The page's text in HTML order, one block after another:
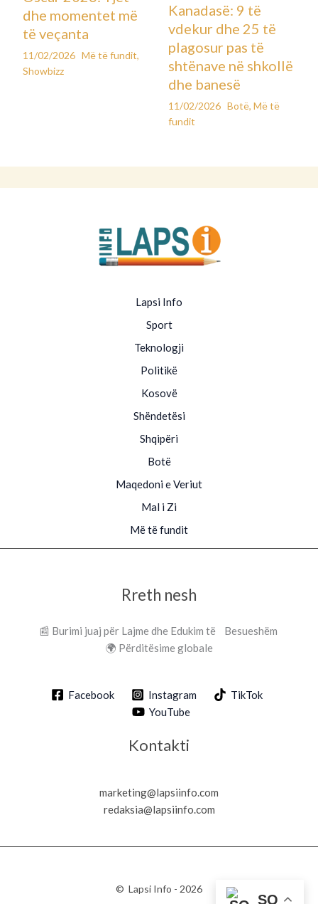
dhe momentet më
të veçanta
11/02/2026 Më të fundit,
Showbizz
Kanadasë: 9 të
vdekur dhe 25 të
plagosur pas të
shtënave në shkollë
dhe banesë
11/02/2026 Botë, Më të
fundit
Lapsi Info
Sport
Teknologji
Politikë
Kosovë
Shëndetësi
Shqipëri
Botë
Maqedoni e Veriut
Mal i Zi
Më të fundit
Rreth nesh
📰 Burimi juaj për Lajme dhe Edukim të Besueshëm
🌍 Përditësime globale
Facebook Instagram
TikTok
YouTube
Kontakti
marketing@lapsiinfo.com
redaksia@lapsiinfo.com
© Lapsi Info - 2026
SQ